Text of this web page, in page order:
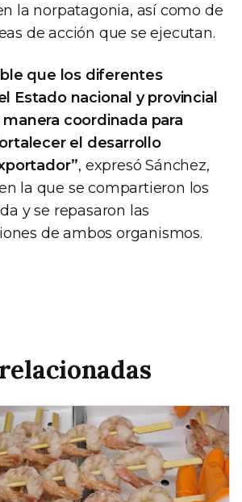
la norpatagonia, así como de
de acción que se ejecutan.
que los diferentes
Estado nacional y provincial
coordinada para
el desarrollo
, expresó Sánchez,
la que se compartieron los
y se repasaron las
de ambos organismos.